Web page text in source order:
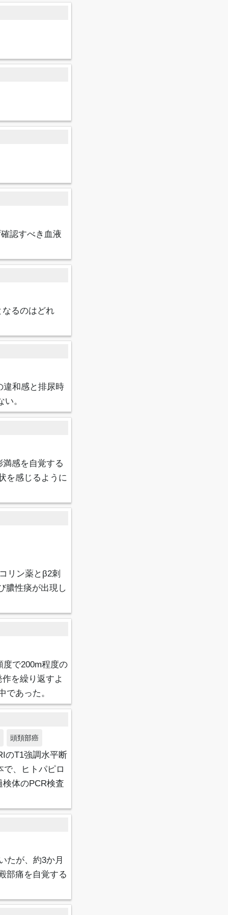
認すべき血液
るのはどれ
違和感と排尿時
。
感を自覚する
を感じるように
リン薬とβ2刺
膿性痰が出現し
度で200m程度の
を繰り返すよ
あった。
頭頚部癌
のT1強調水平断
、ヒトパピロ
体のPCR検査
たが、約3か月
部痛を自覚する